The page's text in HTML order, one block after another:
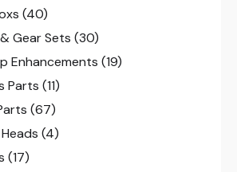
(40)
Gear Sets (30)
Enhancements (19)
Parts (11)
(67)
(4)
(17)